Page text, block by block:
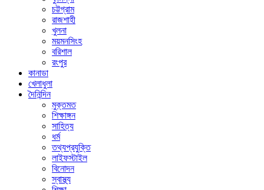
চট্টগ্রাম
রাজশাহী
খুলনা
ময়মনসিংহ
বরিশাল
রংপুর
কানাডা
খেলাধুলা
দৈনিন্দিন
মুক্তমত
শিক্ষাঙ্গন
সাহিত্য
ধর্ম
তথ্যপ্রযুক্তি
লাইফস্টাইল
বিনোদন
স্বাস্থ্য